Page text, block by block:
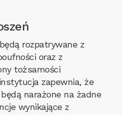
rozpatrywane z
oraz z
tożsamości
zapewnia, że
narażone na żadne
wynikające z